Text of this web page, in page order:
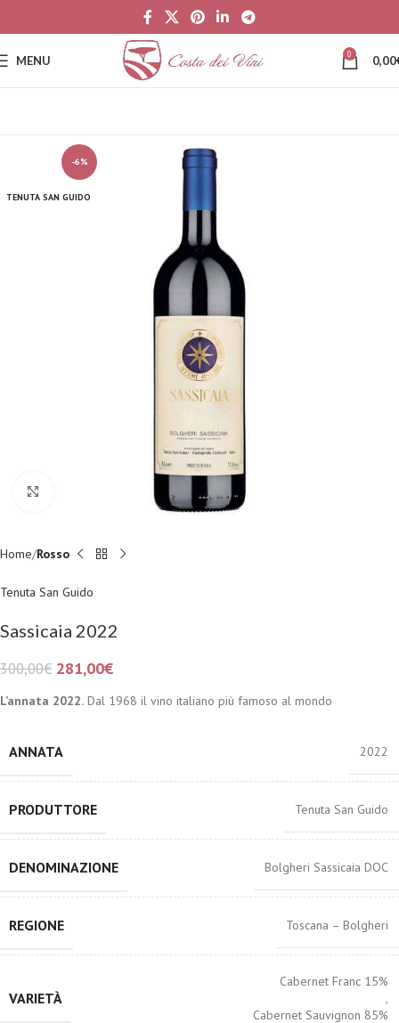
MENU 0 0,00
-6%
TENUTA SAN GUIDO
Fai clic per ingrandire
Home Rosso
Tenuta San Guido
Sassicaia 2022
300,00€ 281,00€
L’annata 2022. Dal 1968 il vino italiano più famoso al mondo
ANNATA 2022
PRODUTTORE Tenuta San Guido
DENOMINAZIONE Bolgheri Sassicaia DOC
REGIONE Toscana – Bolgheri
VARIETÀ
Cabernet Franc 15%
,
Cabernet Sauvignon 85%